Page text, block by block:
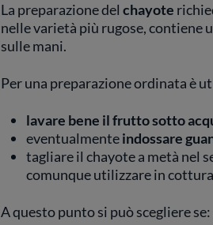
La preparazione del chayote
nelle varietà più rugose, contiene
sulle mani.
Per una preparazione ordinata è
lavare bene il frutto sotto
eventualmenteindossare
tagliare il chayote a metà nel
comunque utilizzare in
A questo punto si può scegliere se: